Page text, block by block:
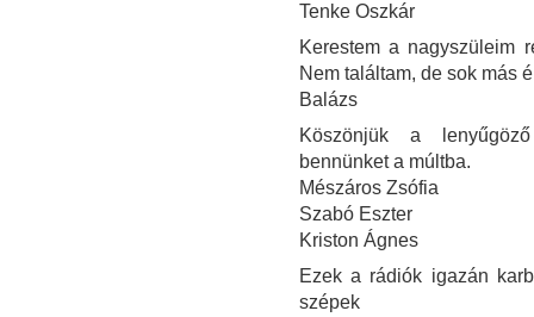
Tenke Oszkár
Kerestem a nagyszüleim
Nem találtam, de sok más
Balázs
Köszönjük a
bennünket a múltba.
Mészáros Zsófia
Szabó Eszter
Kriston Ágnes
Ezek a rádiók igazán
szépek